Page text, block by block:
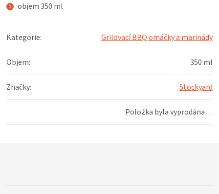
objem 350 ml
Kategorie: Grilovací BBQ omáčky a marinády
Objem: 350 ml
Značky: Stockyard
Položka byla vyprodána…